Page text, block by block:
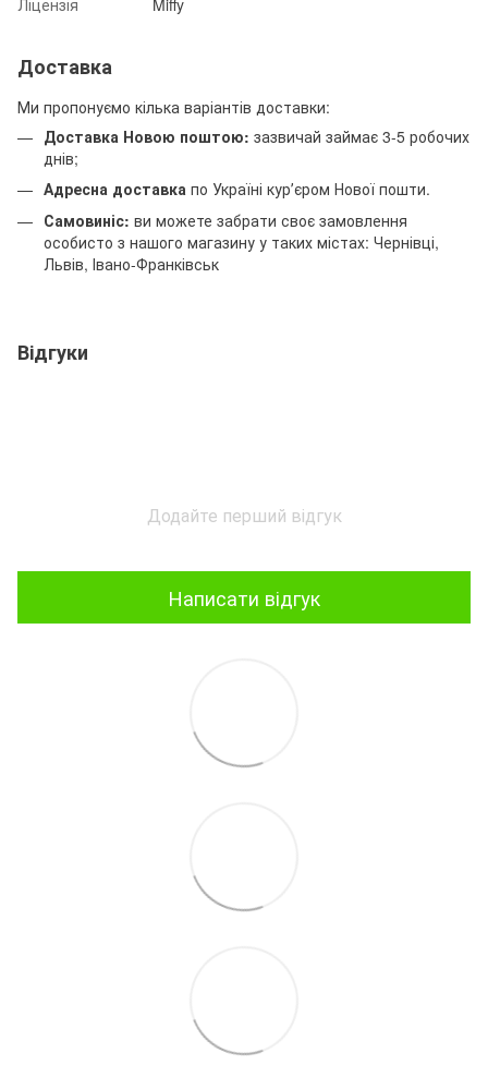
Ліцензія
Miffy
Доставка
Ми пропонуємо кілька варіантів доставки:
Доставка Новою поштою: зазвичай займає 3-5 робочих
днів;
Адресна доставка по Україні курʼєром Нової пошти.
Самовиніс: ви можете забрати своє замовлення
особисто з нашого магазину у таких містах: Чернівці,
Львів, Івано-Франківськ
Відгуки
Додайте перший відгук
Написати відгук